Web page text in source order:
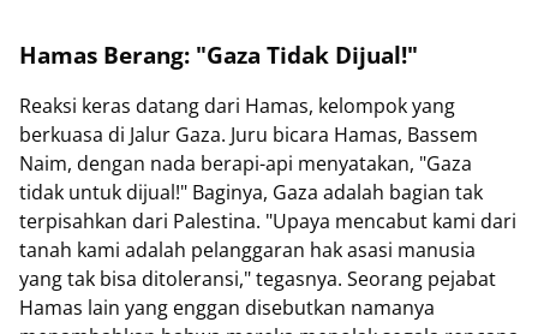
Hamas Berang: "Gaza Tidak Dijual!"
Reaksi keras datang dari Hamas, kelompok yang
berkuasa di Jalur Gaza. Juru bicara Hamas, Bassem
Naim, dengan nada berapi-api menyatakan, "Gaza
tidak untuk dijual!" Baginya, Gaza adalah bagian tak
terpisahkan dari Palestina. "Upaya mencabut kami dari
tanah kami adalah pelanggaran hak asasi manusia
yang tak bisa ditoleransi," tegasnya. Seorang pejabat
Hamas lain yang enggan disebutkan namanya